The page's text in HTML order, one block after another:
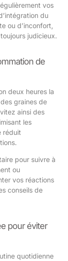
vos
du
ou d’inconfort,
judicieux.
de
deux heures la
graines de
ainsi des
les
réduit
pour suivre à
ou
vos réactions
conseils de
pour éviter
quotidienne